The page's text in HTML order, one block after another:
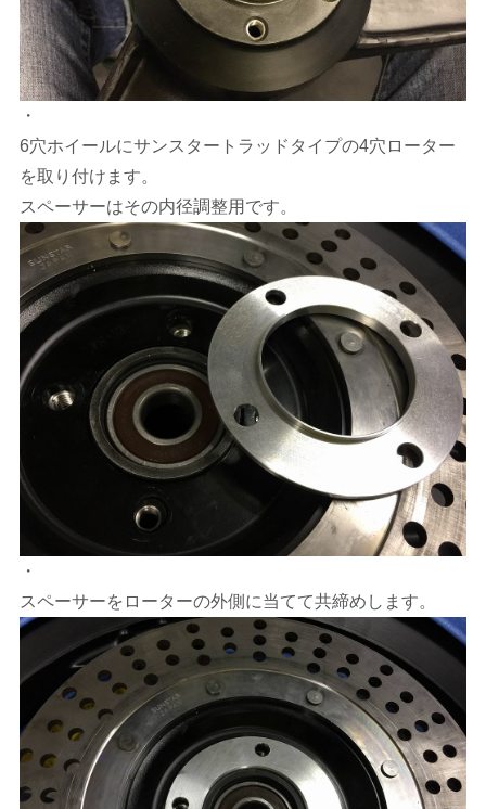
・
6穴ホイールにサンスタートラッドタイプの4穴ローター
を取り付けます。
スペーサーはその内径調整用です。
・
スペーサーをローターの外側に当てて共締めします。